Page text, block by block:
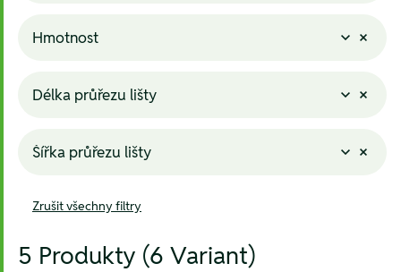
Hmotnost
Délka průřezu lišty
Šířka průřezu lišty
Zrušit všechny filtry
5 Produkty (6 Variant)